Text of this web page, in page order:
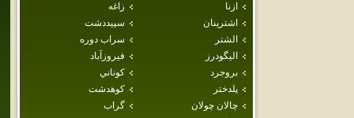
ازنا
زاغه
اشترينان
سپيددشت
الشتر
سراب دوره
اليگودرز
فيروزآباد
بروجرد
كوناني
پلدختر
كوهدشت
چالان چولان
گراب